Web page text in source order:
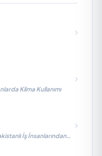
Klima Kullanımı
İş İnsanlarından